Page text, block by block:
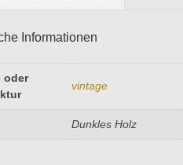
Informationen
oder
vintage
Dunkles Holz